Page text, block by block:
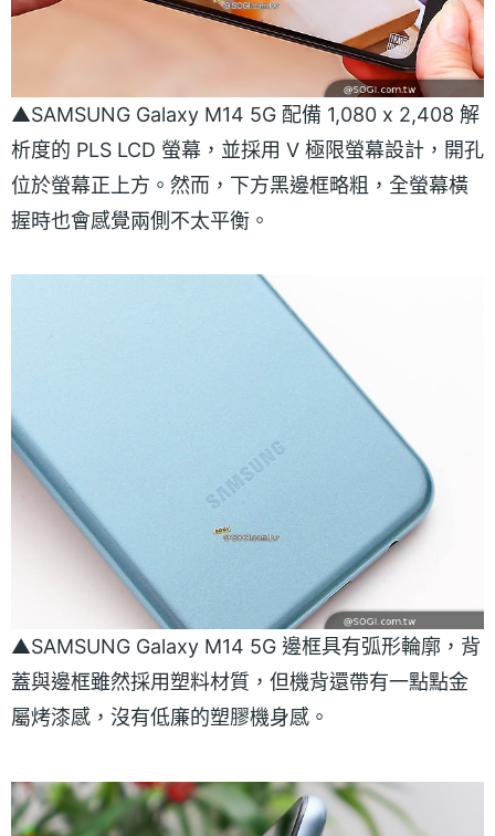
▲SAMSUNG Galaxy M14 5G 配備 1,080 x 2,408 解
析度的 PLS LCD 螢幕，並採用 V 極限螢幕設計，開孔
位於螢幕正上方。然而，下方黑邊框略粗，全螢幕橫
握時也會感覺兩側不太平衡。
▲SAMSUNG Galaxy M14 5G 邊框具有弧形輪廓，背
蓋與邊框雖然採用塑料材質，但機背還帶有一點點金
屬烤漆感，沒有低廉的塑膠機身感。